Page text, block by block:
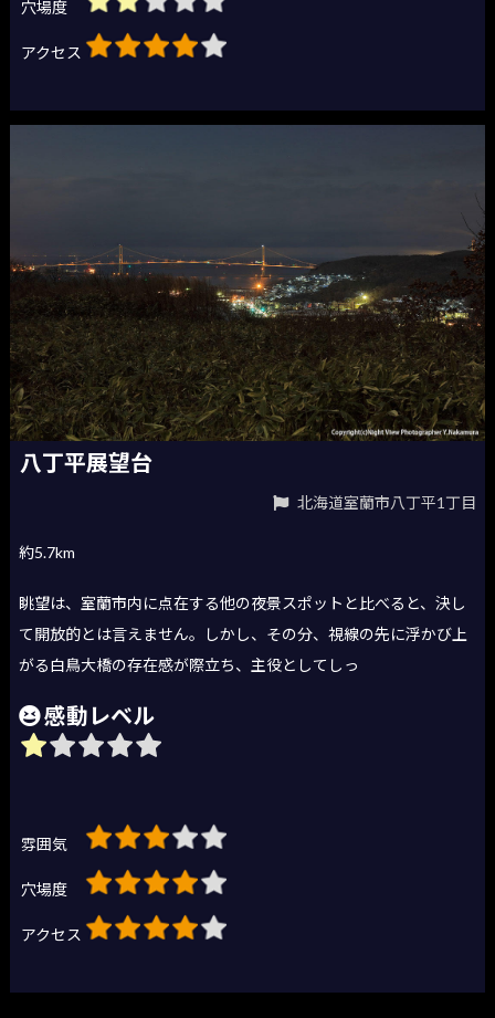
穴場度
アクセス
八丁平展望台
北海道室蘭市八丁平1丁目
約5.7km
眺望は、室蘭市内に点在する他の夜景スポットと比べると、決し
て開放的とは言えません。しかし、その分、視線の先に浮かび上
がる白鳥大橋の存在感が際立ち、主役としてしっ
感動レベル
雰囲気
穴場度
アクセス